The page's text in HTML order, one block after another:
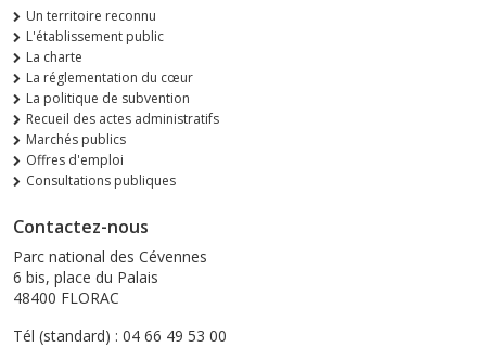
Un territoire reconnu
L'établissement public
La charte
La réglementation du cœur
La politique de subvention
Recueil des actes administratifs
Marchés publics
Offres d'emploi
Consultations publiques
Contactez-nous
Parc national des Cévennes
6 bis, place du Palais
48400 FLORAC
Tél (standard) : 04 66 49 53 00